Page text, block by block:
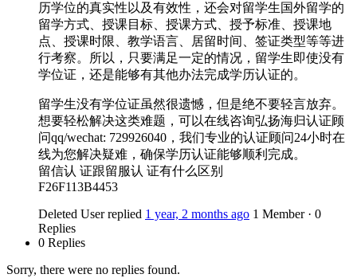
历学位的真实性以及有效性，还会对留学生国外留学的
留学方式、授课目标、授课方式、授予标准、授课地
点、授课时限、教学语言、居留时间、签证类型等等进
行考察。所以，只要满足一定的情况，留学生即使没有
学位证，还是能够有其他办法完成学历认证的。
留学生没有学位证虽然很遗憾，但是绝不要轻言放弃。
想要轻松解决这类难题，可以在线咨询弘扬海归认证顾
问qq/wechat: 729926040，我们专业的认证顾问24小时在
线为您解决疑难，确保学历认证能够顺利完成。
留信认 证跟留服认 证有什么区别
F26F113B4453
Deleted User replied 1 year, 2 months ago 1 Member · 0
Replies
0 Replies
Sorry, there were no replies found.